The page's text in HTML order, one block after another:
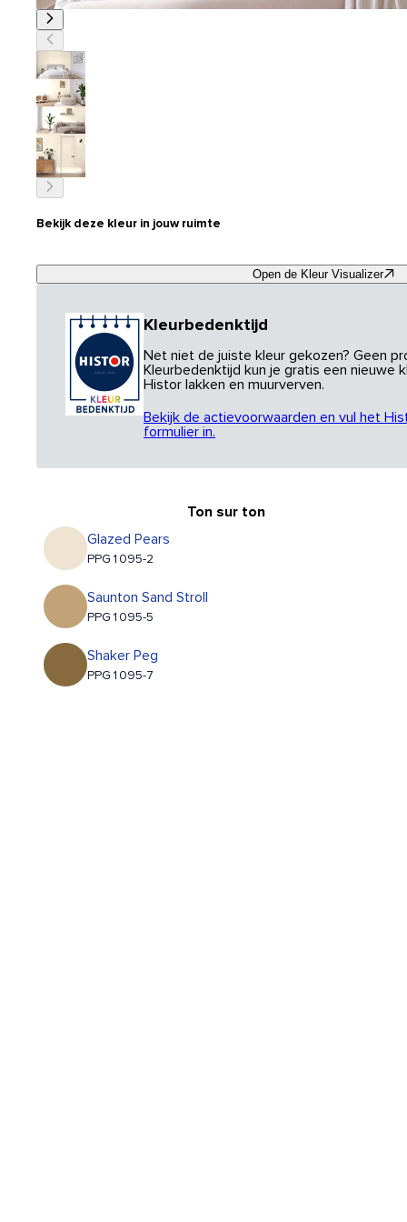
Bekijk deze kleur in jouw ruimte
Open de Kleur Visualizer
Kleurbedenktijd
Net niet de juiste kleur gekozen? Geen
Kleurbedenktijd kun je gratis een nieuwe
Histor lakken en muurverven.
Bekijk de actievoorwaarden en vul het
formulier in.
Ton sur ton
Glazed Pears
PPG1095-2
Saunton Sand Stroll
PPG1095-5
Shaker Peg
PPG1095-7